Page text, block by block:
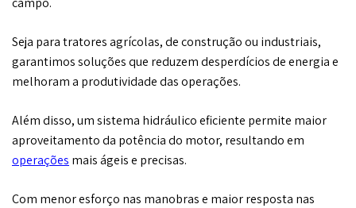
Seja para tratores agrícolas, de construção ou industriais,
garantimos soluções que reduzem desperdícios de energia e
melhoram a produtividade das operações.
Além disso, um sistema hidráulico eficiente permite maior
aproveitamento da potência do motor, resultando em
operações mais ágeis e precisas.
Com menor esforço nas manobras e maior resposta nas